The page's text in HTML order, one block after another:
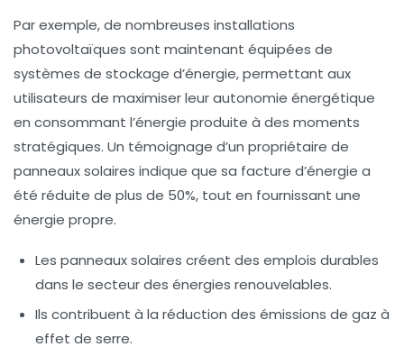
Par exemple, de nombreuses installations
photovoltaïques sont maintenant équipées de
systèmes de stockage d’énergie, permettant aux
utilisateurs de maximiser leur autonomie énergétique
en consommant l’énergie produite à des moments
stratégiques. Un témoignage d’un propriétaire de
panneaux solaires indique que sa facture d’énergie a
été réduite de plus de 50%, tout en fournissant une
énergie propre.
Les panneaux solaires créent des emplois durables
dans le secteur des énergies renouvelables.
Ils contribuent à la réduction des émissions de gaz à
effet de serre.